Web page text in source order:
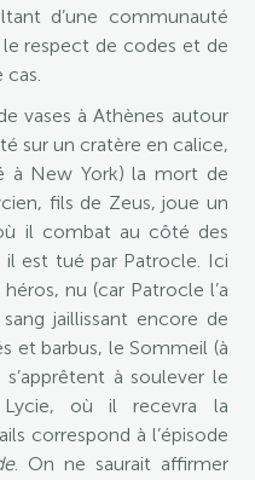
d’une communauté
respect de codes et de
cas.
vases à Athènes autour
sur un cratère en calice,
à New York) la mort de
fils de Zeus, joue un
il combat au côté des
il est tué par Patrocle. Ici
nu (car Patrocle l’a
jaillissant encore de
et barbus, le Sommeil (à
à soulever le
où il recevra la
correspond à l’épisode
. On ne saurait affirmer